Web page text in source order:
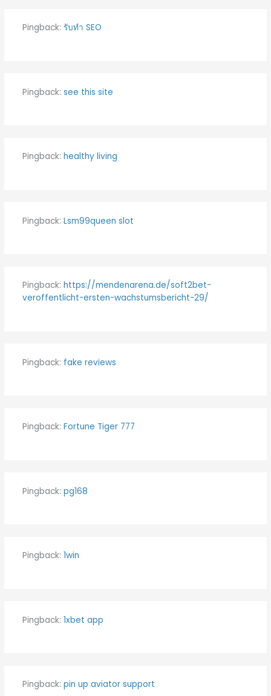
Pingback: รับทำ SEO
Pingback: see this site
Pingback: healthy living
Pingback: Lsm99queen slot
Pingback: https://mendenarena.de/soft2bet-
veroffentlicht-ersten-wachstumsbericht-29/
Pingback: fake reviews
Pingback: Fortune Tiger 777
Pingback: pg168
Pingback: 1win
Pingback: 1xbet app
Pingback: pin up aviator support